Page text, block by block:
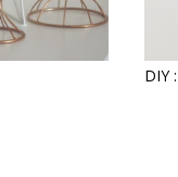
DIY